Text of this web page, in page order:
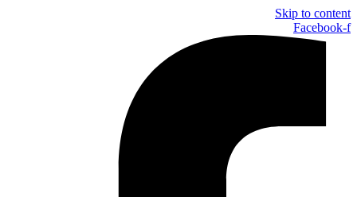
Skip to content
Facebook-f